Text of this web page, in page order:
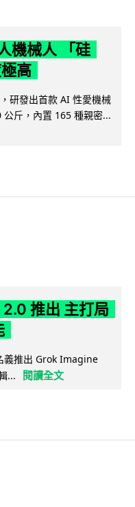
機械人 「硅
高
研發出首款 AI 性愛機械
斤，內置 165 種親密...
推出 主打局
義推出 Grok Imagine
...
閱讀全文